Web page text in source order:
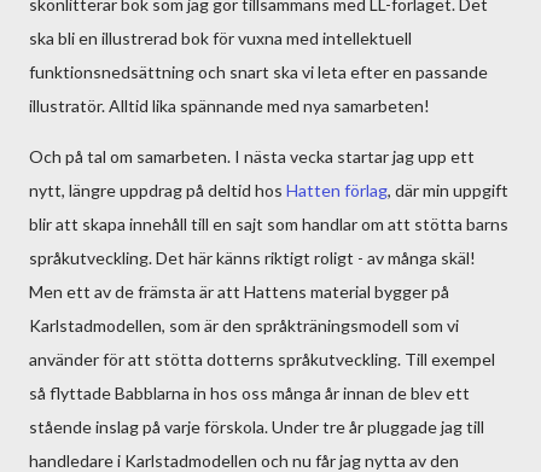
skönlitterär bok som jag gör tillsammans med LL-förlaget. Det
ska bli en illustrerad bok för vuxna med intellektuell
funktionsnedsättning och snart ska vi leta efter en passande
illustratör. Alltid lika spännande med nya samarbeten!
Och på tal om samarbeten. I nästa vecka startar jag upp ett
nytt, längre uppdrag på deltid hos Hatten förlag, där min uppgift
blir att skapa innehåll till en sajt som handlar om att stötta barns
språkutveckling. Det här känns riktigt roligt - av många skäl!
Men ett av de främsta är att Hattens material bygger på
Karlstadmodellen, som är den språkträningsmodell som vi
använder för att stötta dotterns språkutveckling. Till exempel
så flyttade Babblarna in hos oss många år innan de blev ett
stående inslag på varje förskola. Under tre år pluggade jag till
handledare i Karlstadmodellen och nu får jag nytta av den